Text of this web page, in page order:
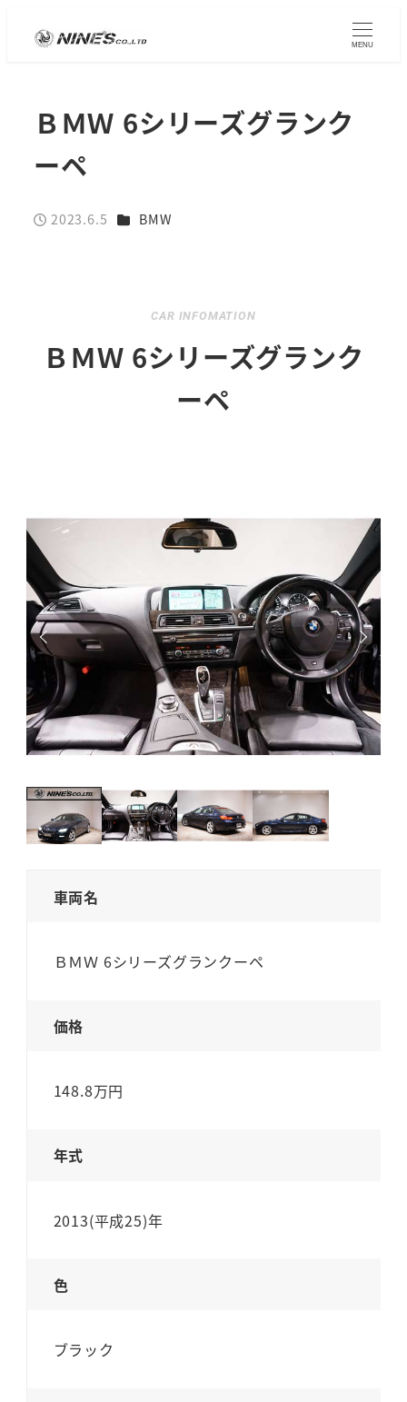
MENU
ＢＭＷ 6シリーズグランク
ーペ
投稿日
2023.6.5 カテゴリー
BMW
CAR INFOMATION
ＢＭＷ 6シリーズグランク
ーペ
車両名
ＢＭＷ 6シリーズグランクーペ
価格
148.8万円
年式
2013(平成25)年
色
ブラック